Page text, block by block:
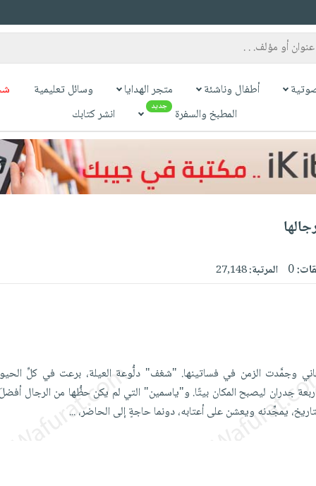
أطفال وناشئة متجر الهدايا وسائل تعليمية
المطبخ والسفرة
جديد انشر كتابك
0 المرتبة:27,148
وجمَّدت الزمن في فساتينها. "شغف" دلُّوعة العيلة، برعت في كلِّ
جدران ليصبح المكان بيتًا. و"ياسمين" التي لم يكن حظُّها من الرجال
يمجِّدنه ويعشن على أعتابه، دونما حاجةٍ إلى الحاضر،...